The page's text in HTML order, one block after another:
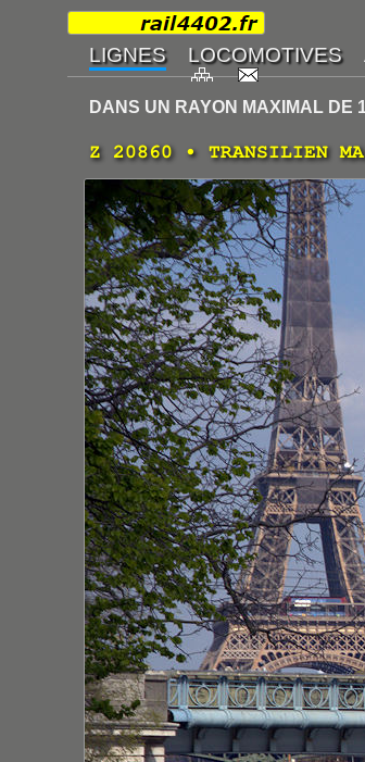
DANS UN RAYON MAXIMAL DE
Z 20860 • TRANSILIEN